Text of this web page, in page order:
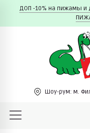
ДОП -10% на пижамы
Шоу-рум: м.